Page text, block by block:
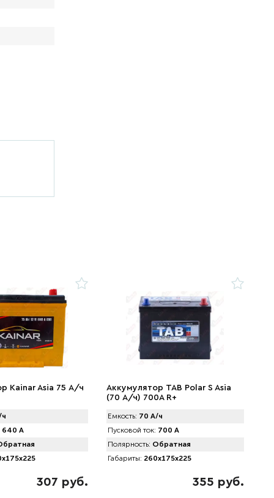
Kainar Asia 75 А/ч
640 А
307 руб.
Аккумулятор TAB Polar S Asia
(70 А/ч) 700А R+
Емкость: 70 А/ч
Пусковой ток: 700 А
Полярность: Обратная
Габариты: 260x175x225
355 руб.